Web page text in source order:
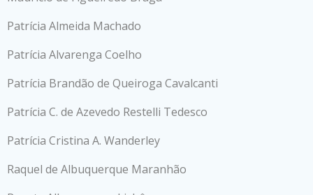
Patrícia Almeida Machado
Patrícia Alvarenga Coelho
Patrícia Brandão de Queiroga Cavalcanti
Patrícia C. de Azevedo Restelli Tedesco
Patrícia Cristina A. Wanderley
Raquel de Albuquerque Maranhão